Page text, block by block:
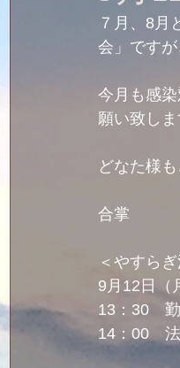
７月、8月
会」ですが
今月も感
願い致しま
どなた様
合掌
＜やすら
9月12日（
13：30　
14：00　